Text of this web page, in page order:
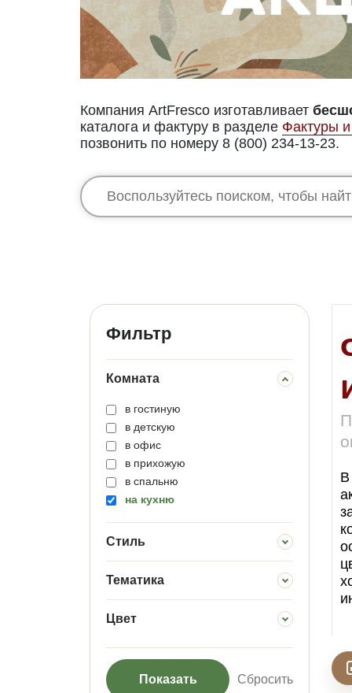
Компания ArtFresco изготавливает
каталога и фактуру в разделе Фактуры
позвонить по номеру 8 (800) 234-13-23.
Фильтр
Комната
в гостиную
в детскую
в офис
в прихожую
в спальню
на кухню
Стиль
Тематика
Цвет
Показать Сбросить
В